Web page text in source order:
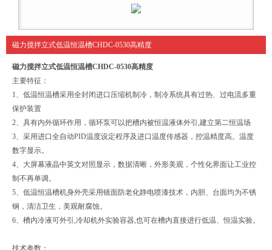
磁力搅拌立式低温恒温槽CHDC-0530高精度
磁力搅拌立式低温恒温槽CHDC-0530高精度
主要特征：
1、低温恒温槽采用全封闭进口压缩机制冷，制冷系统具有过热、过电流多重
保护装置
2、具有内外循环作用，循环泵可以把槽内被恒温液体外引,建立第二恒温场
3、采用进口全自动PID温度设定程序及进口温度传感器，控温精度高。温度
数字显示。
4、大屏幕液晶中英文对照显示，数据清晰，外形美观，个性化界面让工业控
制不再单调。
5、低温恒温槽机身外壳采用镜面防老化静电喷漆技术，内胆、台面均为不锈
钢，清洁卫生，美观耐腐蚀。
6、槽内冷液可外引,冷却机外实验容器,也可在槽内直接进行低温、恒温实验。
技术参数：